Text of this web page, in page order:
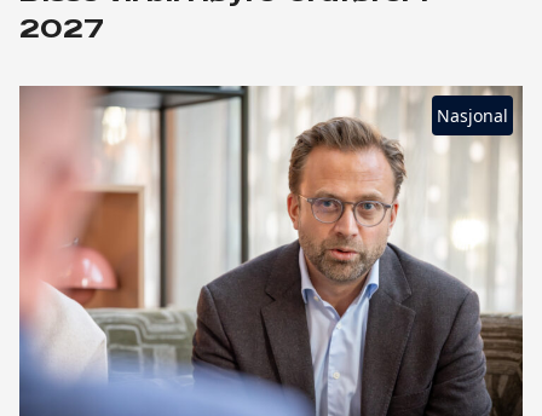
2027
Nasjonal